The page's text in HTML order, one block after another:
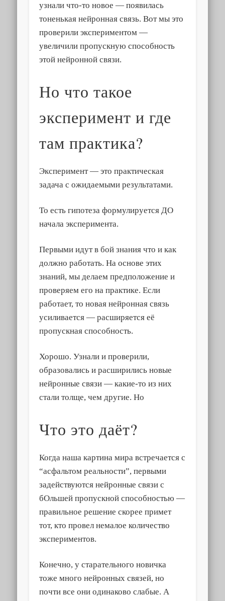
узнали что-то новое — появилась
тоненькая нейронная связь. Вот мы это
проверили экспериментом —
увеличили пропускную способность
этой нейронной связи.
Но что такое
эксперимент и где
там практика?
Эксперимент — это практическая
задача с ожидаемыми результатами.
То есть гипотеза формулируется ДО
начала эксперимента.
Первыми идут в бой знания что и как
должно работать. На основе этих
знаний, мы делаем предположение и
проверяем его на практике. Если
работает, то новая нейронная связь
усиливается — расширяется её
пропускная способность.
Хорошо. Узнали и проверили,
образовались и расширились новые
нейронные связи — какие-то из них
стали толще, чем другие. Но
Что это даёт?
Когда наша картина мира встречается с
“асфальтом реальности”, первыми
задействуются нейронные связи с
бОльшей пропускной способностью —
правильное решение скорее примет
тот, кто провел немалое количество
экспериментов.
Конечно, у старательного новичка
тоже много нейронных связей, но
почти все они одинаково слабые. А